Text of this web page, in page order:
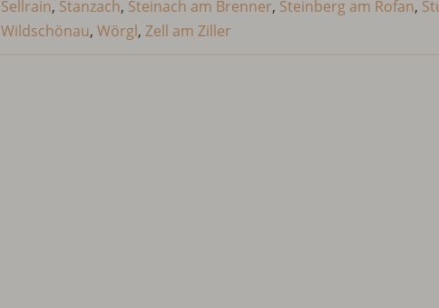
Sellrain, Stanzach, Steinach am Brenner, Steinberg am Rofan,
Wildschönau, Wörgl, Zell am Ziller